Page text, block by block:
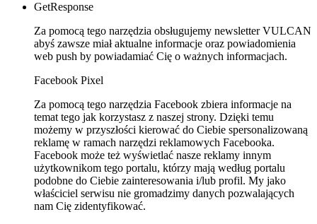
GetResponse
Za pomocą tego narzędzia obsługujemy newsletter VULCAN
abyś zawsze miał aktualne informacje oraz powiadomienia
web push by powiadamiać Cię o ważnych informacjach.
Facebook Pixel
Za pomocą tego narzędzia Facebook zbiera informacje na
temat tego jak korzystasz z naszej strony. Dzięki temu
możemy w przyszłości kierować do Ciebie spersonalizowaną
reklamę w ramach narzędzi reklamowych Facebooka.
Facebook może też wyświetlać nasze reklamy innym
użytkownikom tego portalu, którzy mają według portalu
podobne do Ciebie zainteresowania i/lub profil. My jako
właściciel serwisu nie gromadzimy danych pozwalających
nam Cię zidentyfikować.